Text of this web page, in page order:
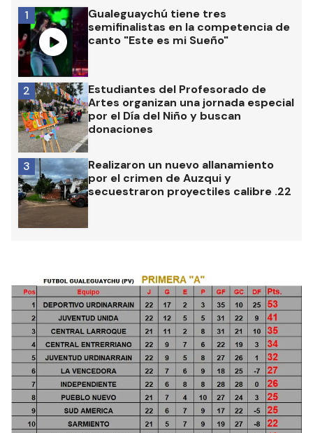
Gualeguaychú tiene tres
semifinalistas en la competencia de
canto "Este es mi Sueño"
1
Estudiantes del Profesorado de
Artes organizan una jornada especial
por el Día del Niño y buscan
donaciones
2
Realizaron un nuevo allanamiento
por el crimen de Auzqui y
secuestraron proyectiles calibre .22
3